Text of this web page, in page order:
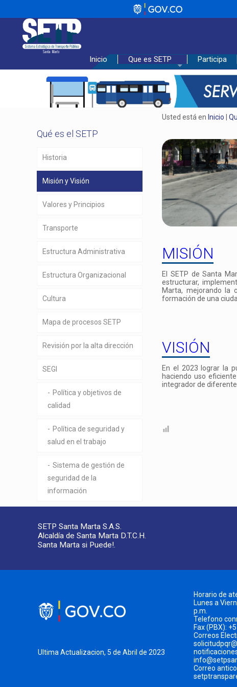
Inicio Que es SETP Participa
Usted está en Inicio |
MISIÓN
El SETP de Santa
estructurar,
Marta, mejorando la
formación de una
VISIÓN
En el 2023 lograr la
haciendo uso
integrador de
Qué es el SETP
Historia
Misión y Visión
Valores y Principios
Transporte
Estructura Administrativa
Estructura Organizacional
Cultura
Mapa de procesos SETP
Revisión por la alta dirección
SEGI
Política y objetivos de
calidad
Política de seguridad y
salud en el trabajo
Sistema de gestión de
seguridad de la
información
SETP Santa Marta S.A.S.
Alcaldía de Santa Marta D.T.C.H.
Santa Marta si Puede!.
Ultima Actualizacion, 5 de Abril de 2023
Horario de
Lunes a
p.m.
Telefono
Fax (PBX):
Correos
Correo